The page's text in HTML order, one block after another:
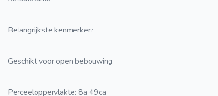
Belangrijkste kenmerken:
Geschikt voor open bebouwing
Perceeloppervlakte: 8a 49ca